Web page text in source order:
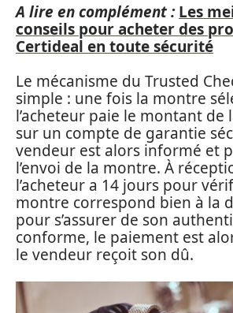
A lire en complément : Les
conseils pour acheter des
Certideal en toute sécurité
Le mécanisme du Trusted
simple : une fois la montre
l’acheteur paie le montant de
sur un compte de garantie
vendeur est alors informé et
l’envoi de la montre. À
l’acheteur a 14 jours pour
montre correspond bien à la
pour s’assurer de son
conforme, le paiement est
le vendeur reçoit son dû.